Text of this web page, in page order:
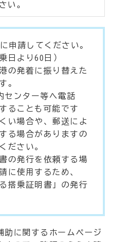
い。
申請してください。
日より60日）
の発着に振り替えた
。
センター等へ電話
ることも可能です
い場合や、郵送によ
る場合がありますの
ださい。
の発行を依頼する場
に使用するため、
搭乗証明書」の発行
に関するホームページ